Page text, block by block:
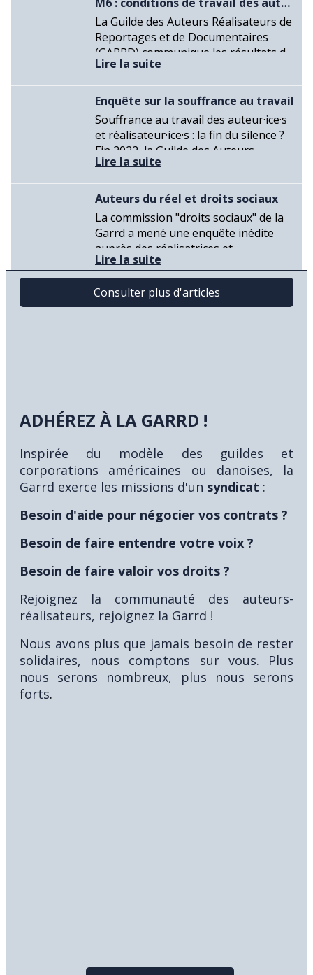
ADHÉREZ À LA GARRD !
Inspirée du modèle des guildes et
corporations américaines ou danoises, la
Garrd exerce les missions d'un syndicat :
Besoin d'aide pour négocier vos contrats ?
Besoin de faire entendre votre voix ?
Besoin de faire valoir vos droits ?
Rejoignez la communauté des auteurs-
réalisateurs, rejoignez la Garrd !
Nous avons plus que jamais besoin de rester
solidaires, nous comptons sur vous. Plus
nous serons nombreux, plus nous serons
forts.